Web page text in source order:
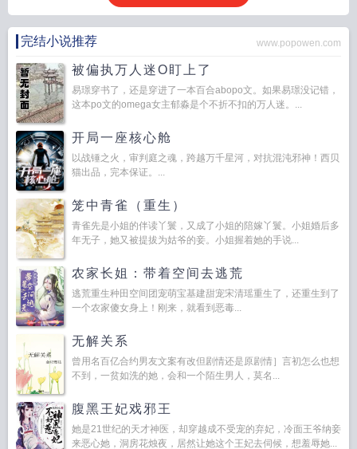
完结小说推荐 www.popowen.com
被偏执万人迷O盯上了
易璟穿书了，还是穿进了一本百合abopo文。如果易璟没记错，
这本po文的omega女主郁淼是个不折不扣的万人迷。...
开局一座核心舱
以战锤之火，审判庭之魂，跨越万千星河，对抗混沌邪神！西贝
猫出品，完本保证。...
笼中青雀（重生）
青雀先是小姐的伴读丫鬟，又成了小姐的陪嫁丫鬟。小姐婚后多
年无子，她又被提拔为姑爷的妾。小姐握着她的手说...
农家长姐：带着空间去逃荒
逃荒重生种田空间团宠萌宝基建甜宠宋清瑶重生了，还重生到了
一个农家傻女身上！刚来，就看到恶毒...
无解关系
曾用名百亿合约男友文案有改但剧情还是原剧情］言初怎么也想
不到，一贫如洗的她，会和一个陌生男人，莫名...
腹黑王妃戏邪王
她是21世纪的天才神医，却穿越成不受宠的弃妃，冷面王爷纳妾
来恶心她，洞房花烛夜，居然让她这个王妃去伺候，想羞辱她...